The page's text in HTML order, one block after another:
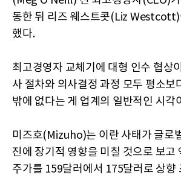
동한 뒤 리즈 웨스트콧(Liz Westcott)
했다.
최고경영자 교체기에 대형 인수 협상
사 절차와 의사결정 과정 모두 평소보
밖에 없다는 게 업계의 일반적인 시각
미즈호(Mizuho)는 이란 사태가 글로
진에 장기적 영향을 미칠 것으로 보고
주가를 159달러에서 175달러로 상향